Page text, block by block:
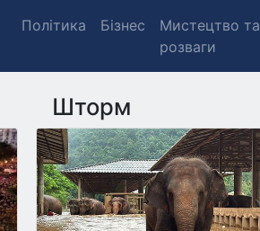
Політика Бізнес
Мистецтво та
розваги
Шторм